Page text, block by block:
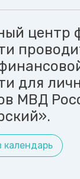
центр
для
МВД
календарь